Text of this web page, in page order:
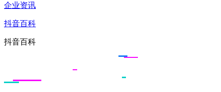
企业资讯
抖音百科
抖音百科